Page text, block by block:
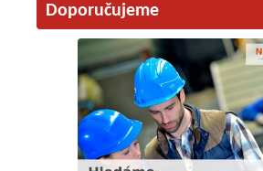
Doporučujeme